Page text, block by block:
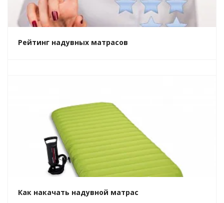
Рейтинг надувных матрасов
Как накачать надувной матрас